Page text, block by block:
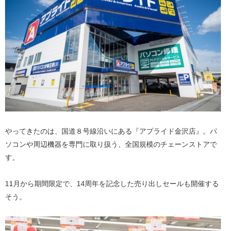
やってきたのは、国道８号線沿いにある『アプライド金沢店』。パ
ソコンや周辺機器を専門に取り扱う、全国規模のチェーンストアで
す。
11月から期間限定で、14周年を記念した売り出しセールも開催する
そう。